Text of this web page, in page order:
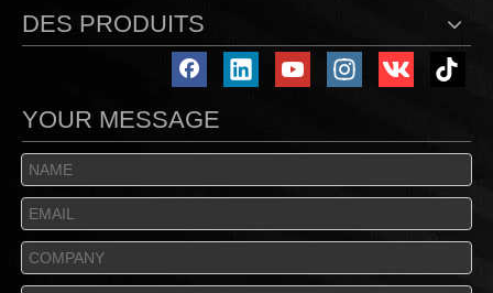
DES PRODUITS
YOUR MESSAGE